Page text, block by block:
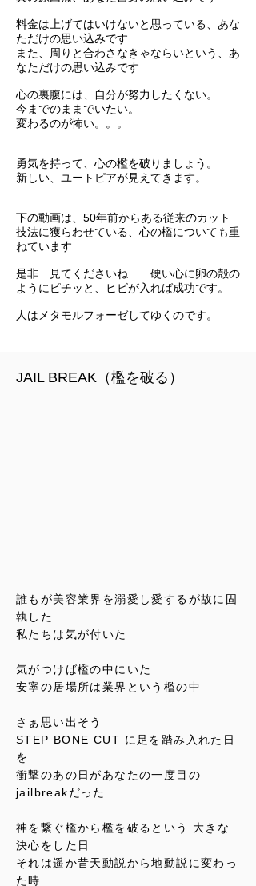
料金は上げてはいけないと思っている、あな
ただけの思い込みです
​また、周りと合わさなきゃならいという、あ
なただけの思い込みです
心の裏腹には、自分が努力したくない。
今までのままでいたい。
変わるのが怖い。。。
​勇気を持って、心の檻を破りましょう。
​新しい、ユートピアが見えてきます。
下の動画は、50年前からある従来のカット
技法に獲らわせている、心の檻についても重
ねています
是非 見てくださいね 硬い心に卵の殻の
ようにピチッと、ヒ ビが入れば成功です。
​人はメタモルフォーゼしてゆくのです。
JAIL BREAK（檻を破る）
誰もが美容業界を溺愛し愛するが故に固
執した
私たちは気が付いた
気がつけば檻の中にいた
安寧の居場所は業界という檻の中
さぁ思い出そう
STEP BONE CUT に足を踏み入れた日
を
衝撃のあの日があなたの一度目の
jailbreakだった
神を繋ぐ檻から檻を破るという 大きな
決心をした日
それは遥か昔天動説から地動説に変わっ
た時